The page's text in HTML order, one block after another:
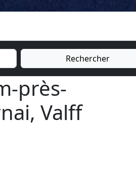
Rechercher
près-
Valff